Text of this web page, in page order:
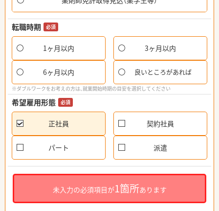
転職時期 必須
1ヶ月以内 3ヶ月以内
6ヶ月以内 良いところがあれば
※ダブルワークをお考えの方は、就業開始時期の目安を選択してください
希望雇用形態 必須
正社員 契約社員
パート 派遣
未入力の必須項目が1箇所あります